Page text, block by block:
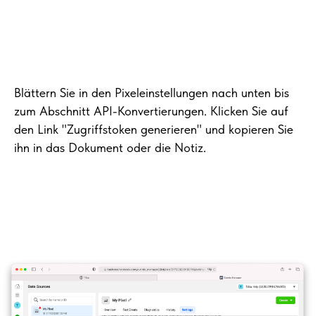
Blättern Sie in den Pixeleinstellungen nach unten bis
zum Abschnitt API-Konvertierungen. Klicken Sie auf
den Link "Zugriffstoken generieren" und kopieren Sie
ihn in das Dokument oder die Notiz.